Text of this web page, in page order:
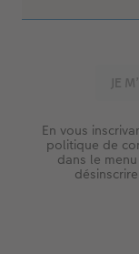
En vous
politique de
dans le